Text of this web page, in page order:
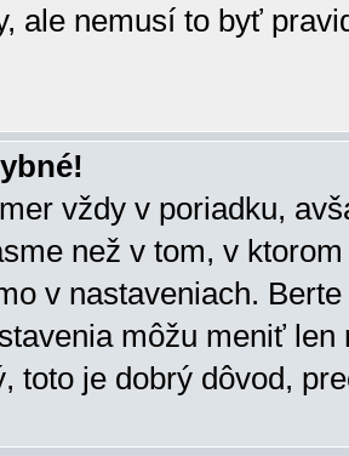
ale nemusí to byť
vždy v poriadku,
než v tom, v
v nastaveniach.
môžu meniť
toto je dobrý dôvod,